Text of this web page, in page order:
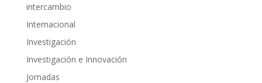
intercambio
Internacional
Investigación
Investigación e Innovación
Jornadas